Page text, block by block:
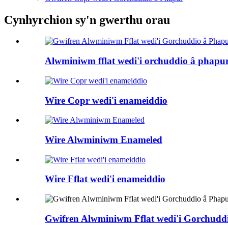
Cynhyrchion sy'n gwerthu orau
Alwminiwm fflat wedi'i orchuddio â
Wire Copr wedi'i enameiddio
Wire Alwminiwm Enameled
Wire Fflat wedi'i enameiddio
Gwifren Alwminiwm Fflat wedi'i